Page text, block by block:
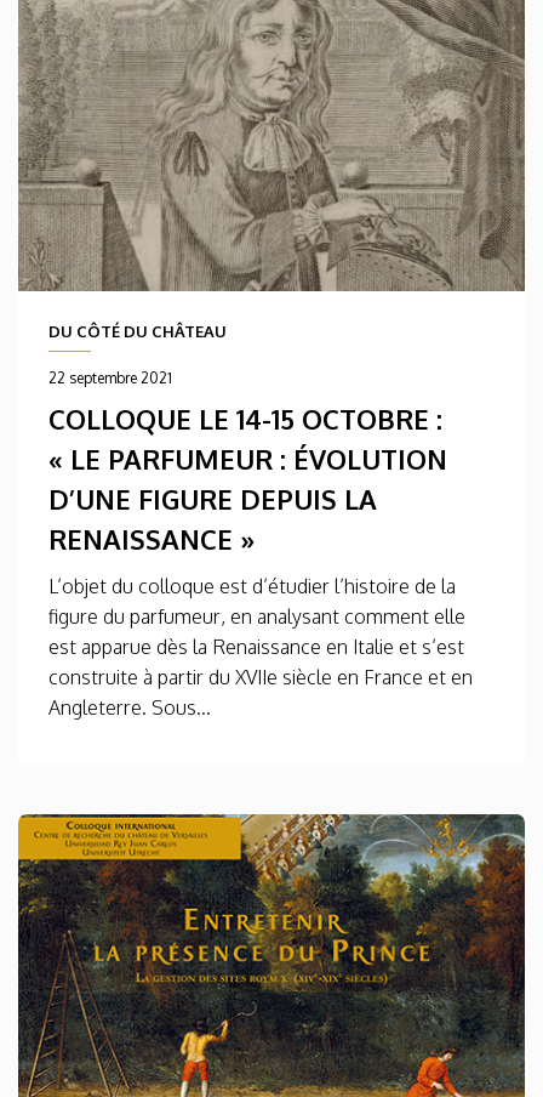
DU CÔTÉ DU CHÂTEAU
22 septembre 2021
COLLOQUE LE 14-15 OCTOBRE :
« LE PARFUMEUR : ÉVOLUTION
D’UNE FIGURE DEPUIS LA
RENAISSANCE »
L’objet du colloque est d’étudier l’histoire de la
figure du parfumeur, en analysant comment elle
est apparue dès la Renaissance en Italie et s’est
construite à partir du XVIIe siècle en France et en
Angleterre. Sous...